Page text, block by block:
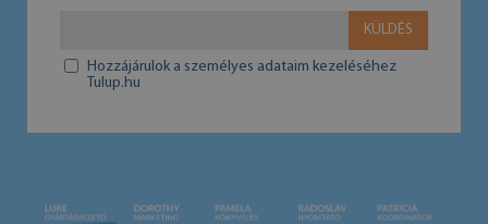
KÜLDÉS
Hozzájárulok a személyes adataim kezeléséhez
Tulup.hu